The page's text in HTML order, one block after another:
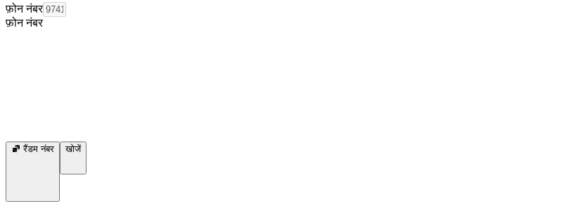
फ़ोन नंबर
फ़ोन नंबर
रैंडम नंबर खोजें